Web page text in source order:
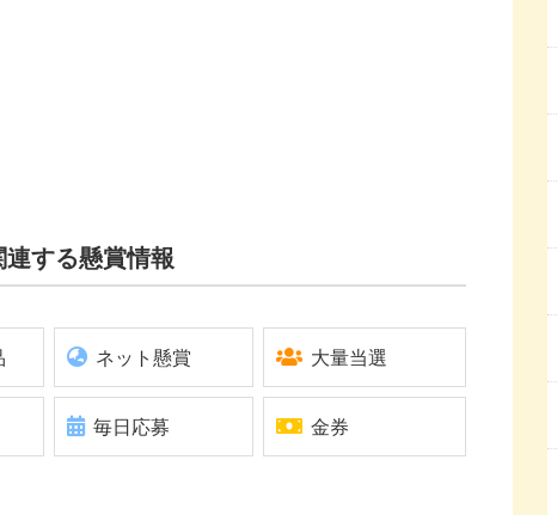
連する懸賞情報
ネット懸賞 大量当選
毎日応募 金券